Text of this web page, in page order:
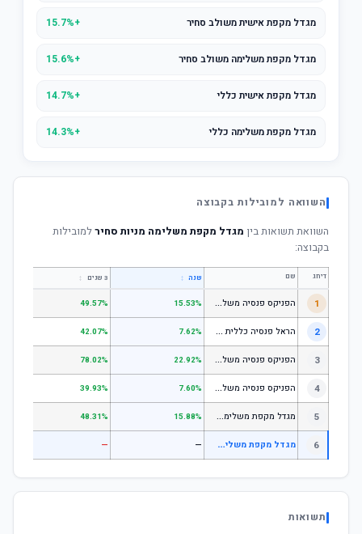
מגדל מקפת אישית משולב סחיר +15.7%
מגדל מקפת משלימה משולב סחיר +15.6%
מגדל מקפת אישית כללי +14.7%
מגדל מקפת משלימה כללי +14.3%
השוואה למובילות בקבוצה
השוואת תשואות בין מגדל מקפת משלימה מניות סחירלמובילות
בקבוצה:
דירוג שם שנה ↕ 3 שנים ↕
1 ה
פניקס פנסיה משלימה - מסלול לבני 50 ומטה 15.53%
49.57%
2 ה
ראל פנסיה כללית עוקב מדד s1;p 7.62%
42.07%
3 ה
פניקס פנסיה משלימה - מניות 22.92%
78.02%
4 ה
פניקס פנסיה משלימה עוקב מדד S1;P500 7.60%
39.93%
5 מ
גדל מקפת משלימה לבני 50 ומטה 15.88%
48.31%
6 מ
גדל מקפת משלימה מניות סחיר —
—
תשואות